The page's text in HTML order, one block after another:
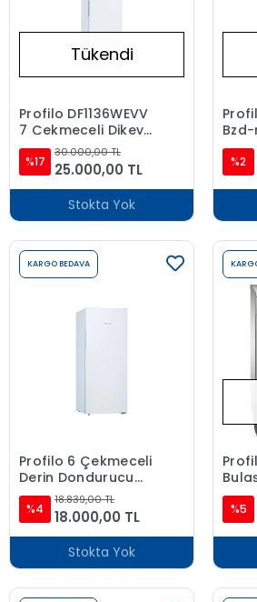
Tükendi
Profilo DF1136WEVV
7 Çekmeceli Dikey
Derin Dondurucu
%17
30.000,00 TL
25.000,00 TL
Stokta Yok
Lt-
%2
KARGO BEDAVA
Profilo 6 Çekmeceli
Derin Dondurucu
192 Lt.
%4
18.839,00 TL
18.000,00 TL
Stokta Yok
%5